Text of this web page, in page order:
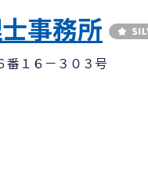
事務所
番１６－３０３号